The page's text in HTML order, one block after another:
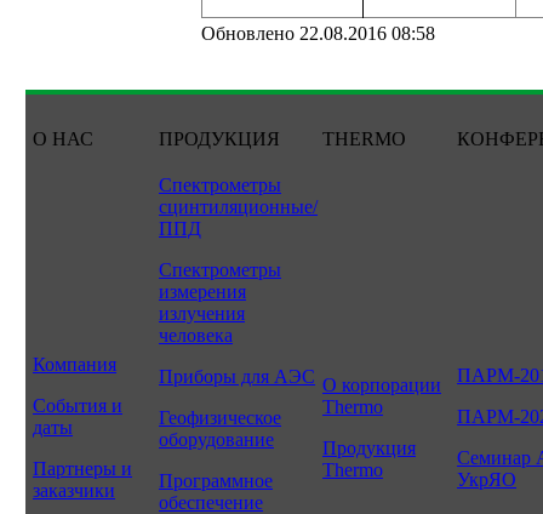
Обновлено 22.08.2016 08:58
О НАС ПРОДУКЦИЯ THERMO
Компания
События и
даты
Партнеры и
заказчики
Спектрометры
сцинтиляционные/
ППД
Спектрометры
измерения
излучения
человека
Приборы для АЭС
Геофизическое
оборудование
Программное
обеспечение
О корпорации
Thermo
Продукция
Thermo
ПАРМ-
ПАРМ-
Семинар
УкрЯО